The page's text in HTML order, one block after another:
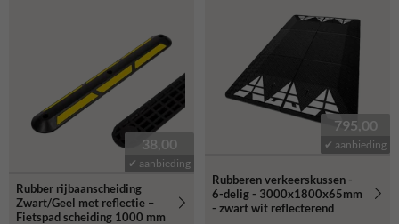
38,00
✔ aanbieding
Rubber rijbaanscheiding
Zwart/Geel met reflectie –
Fietspad scheiding 1000 mm
795,00
✔ aanbieding
Rubberen verkeerskussen -
6-delig - 3000x1800x65mm
- zwart wit reflecterend